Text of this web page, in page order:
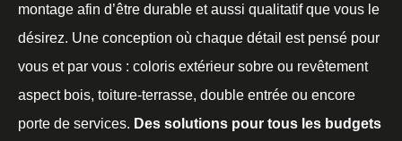
montage afin d’être durable et aussi qualitatif que vous le
désirez. Une conception où chaque détail est pensé pour
vous et par vous : coloris extérieur sobre ou revêtement
aspect bois, toiture-terrasse, double entrée ou encore
porte de services. Des solutions pour tous les budgets